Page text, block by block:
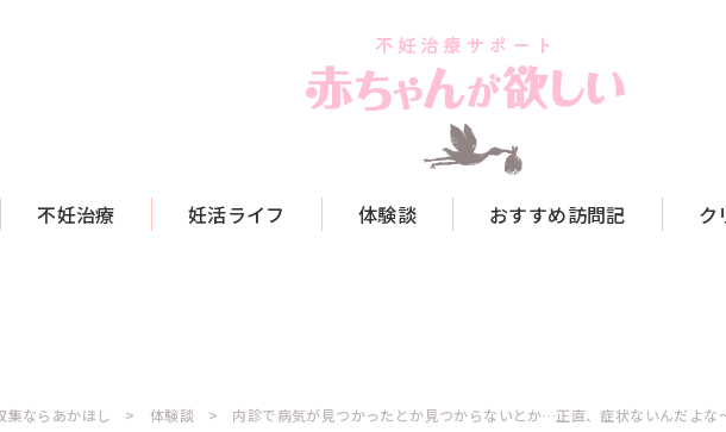
不妊治療 妊活ライフ 体験談 おすすめ訪問記 ク
集ならあかほし 体験談 内診で病気が見つかったとか見つからないとか…正直、症状ないんだよな